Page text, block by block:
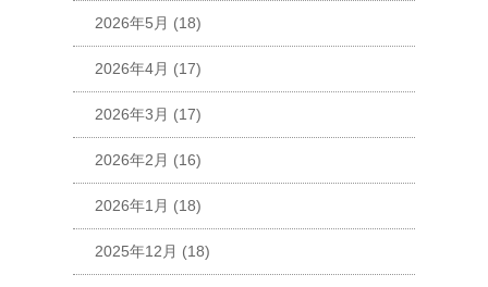
2026年5月 (18)
2026年4月 (17)
2026年3月 (17)
2026年2月 (16)
2026年1月 (18)
2025年12月 (18)